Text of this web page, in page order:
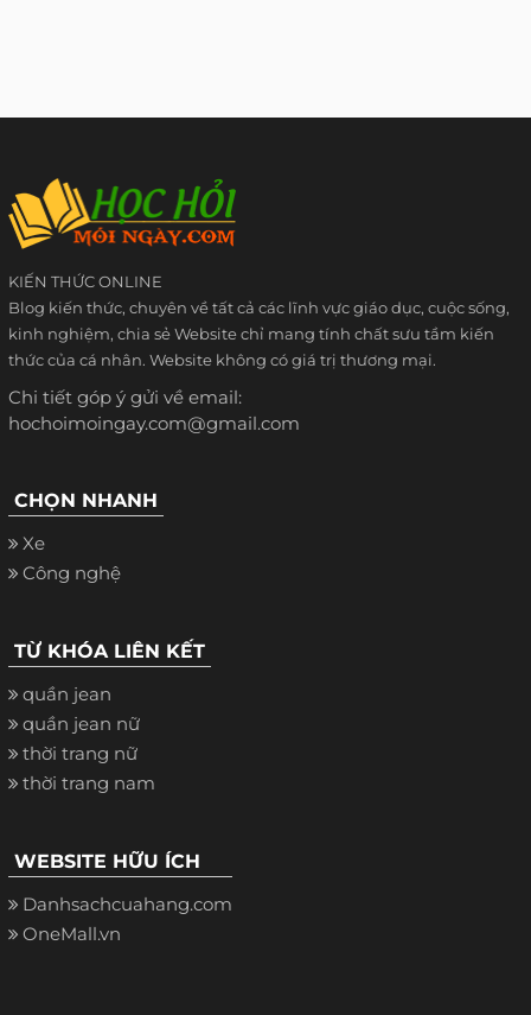
KIẾN THỨC ONLINE
Blog kiến thức, chuyên về tất cả các lĩnh vực giáo dục, cuộc sống,
kinh nghiệm, chia sẻ Website chỉ mang tính chất sưu tầm kiến
thức của cá nhân. Website không có giá trị thương mại.
Chi tiết góp ý gửi về email:
hochoimoingay.com@gmail.com
CHỌN NHANH
Xe
Công nghệ
TỪ KHÓA LIÊN KẾT
quần jean
quần jean nữ
thời trang nữ
thời trang nam
WEBSITE HỮU ÍCH
Danhsachcuahang.com
OneMall.vn